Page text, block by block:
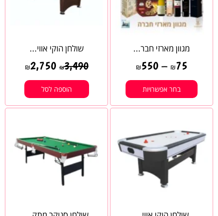
מגוון מארזי חבר...
₪ 75
–
₪ 550
בחר אפשרויות
שולחן הוקי אווי...
₪3,490
₪2,750
הוספה לסל